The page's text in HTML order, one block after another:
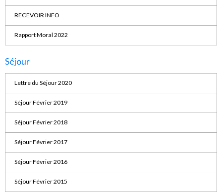
RECEVOIR INFO
Rapport Moral 2022
Séjour
Lettre du Séjour 2020
Séjour Février 2019
Séjour Février 2018
Séjour Février 2017
Séjour Février 2016
Séjour Février 2015